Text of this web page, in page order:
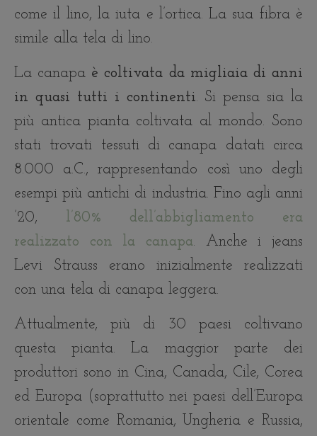
come il lino, la iuta e l’ortica. La sua fibra è
simile alla tela di lino.
La canapa è coltivata da migliaia di anni
in quasi tutti i continenti. Si pensa sia la
più antica pianta coltivata al mondo. Sono
stati trovati tessuti di canapa datati circa
8.000 a.C., rappresentando così uno degli
esempi più antichi di industria. Fino agli anni
’20, l’80% dell’abbigliamento era
realizzato con la canapa. Anche i jeans
Levi Strauss erano inizialmente realizzati
con una tela di canapa leggera.
Attualmente, più di 30 paesi coltivano
questa pianta. La maggior parte dei
produttori sono in Cina, Canada, Cile, Corea
ed Europa (soprattutto nei paesi dell’Europa
orientale come Romania, Ungheria e Russia,